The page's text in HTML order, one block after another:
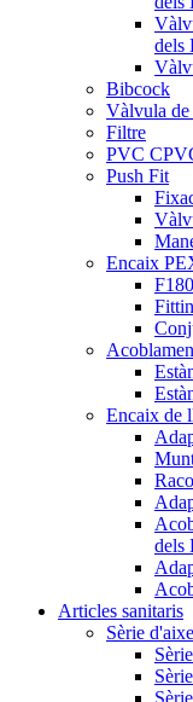
dels
Bibcock
Vàlvula de
Filtre
PVC
Push Fit
Encaix
Encaix de
dels
Articles sanitaris
Sèrie